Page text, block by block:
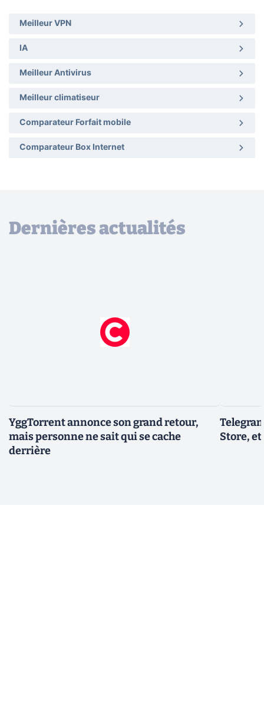
Meilleur VPN
IA
Meilleur Antivirus
Meilleur climatiseur
Comparateur Forfait mobile
Comparateur Box Internet
Dernières actualités
YggTorrent annonce son grand retour,
mais personne ne sait qui se cache
derrière
Store,